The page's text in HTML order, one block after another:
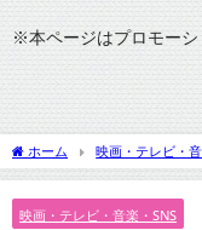
※本ページはプロモー
ホーム 映画・テレビ・
"GLORY"のセトリ予想＆座席
映画・テレビ・音楽・SNS